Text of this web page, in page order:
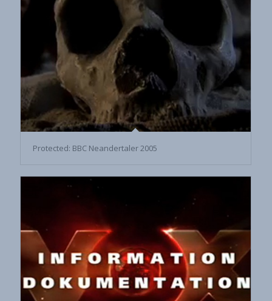
Protected: BBC Neandertaler 2005